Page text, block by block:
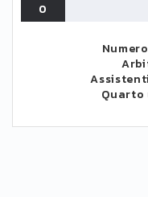
0
Quarto